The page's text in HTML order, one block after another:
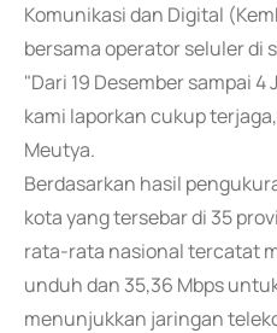
Komunikasi dan Digital
bersama operator seluler di
"Dari 19 Desember sampai
kami laporkan cukup
Meutya.
Berdasarkan hasil
kota yang tersebar di 35
rata-rata nasional tercatat
unduh dan 35,36 Mbps
menunjukkan jaringan